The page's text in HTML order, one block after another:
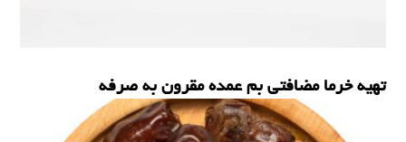
تهیه خرما مضافتی بم عمده مقرون به صرفه